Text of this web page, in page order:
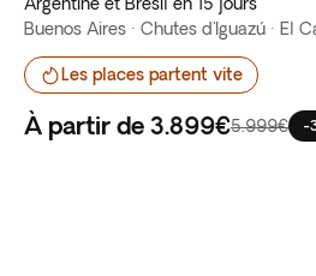
Les places partent vite
À partir de 3.899€5.999€ -